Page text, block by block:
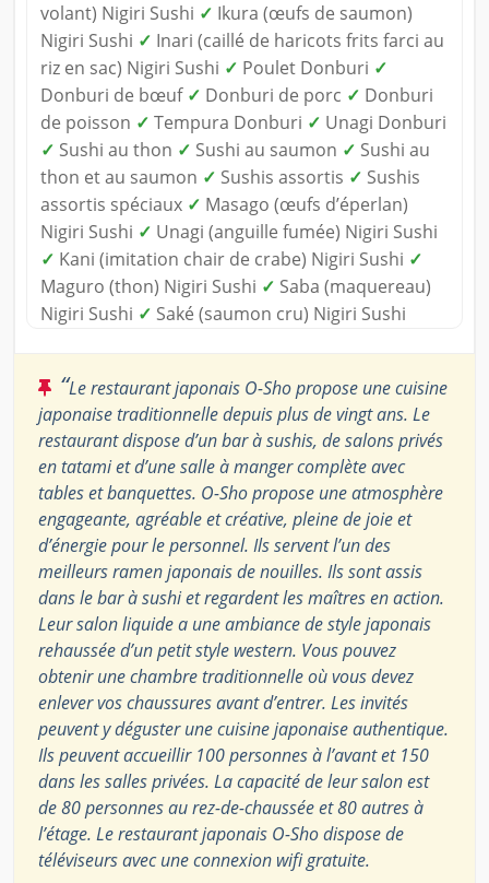
volant) Nigiri Sushi ✓ Ikura (œufs de saumon)
Nigiri Sushi ✓ Inari (caillé de haricots frits farci au
riz en sac) Nigiri Sushi ✓ Poulet Donburi ✓
Donburi de bœuf ✓ Donburi de porc ✓ Donburi
de poisson ✓ Tempura Donburi ✓ Unagi Donburi
✓ Sushi au thon ✓ Sushi au saumon ✓ Sushi au
thon et au saumon ✓ Sushis assortis ✓ Sushis
assortis spéciaux ✓ Masago (œufs d’éperlan)
Nigiri Sushi ✓ Unagi (anguille fumée) Nigiri Sushi
✓ Kani (imitation chair de crabe) Nigiri Sushi ✓
Maguro (thon) Nigiri Sushi ✓ Saba (maquereau)
Nigiri Sushi ✓ Saké (saumon cru) Nigiri Sushi
“Le restaurant japonais O-Sho propose une cuisine
japonaise traditionnelle depuis plus de vingt ans. Le
restaurant dispose d’un bar à sushis, de salons privés
en tatami et d’une salle à manger complète avec
tables et banquettes. O-Sho propose une atmosphère
engageante, agréable et créative, pleine de joie et
d’énergie pour le personnel. Ils servent l’un des
meilleurs ramen japonais de nouilles. Ils sont assis
dans le bar à sushi et regardent les maîtres en action.
Leur salon liquide a une ambiance de style japonais
rehaussée d’un petit style western. Vous pouvez
obtenir une chambre traditionnelle où vous devez
enlever vos chaussures avant d’entrer. Les invités
peuvent y déguster une cuisine japonaise authentique.
Ils peuvent accueillir 100 personnes à l’avant et 150
dans les salles privées. La capacité de leur salon est
de 80 personnes au rez-de-chaussée et 80 autres à
l’étage. Le restaurant japonais O-Sho dispose de
téléviseurs avec une connexion wifi gratuite.